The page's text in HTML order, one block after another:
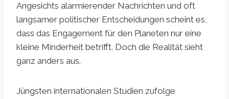
Angesichts alarmierender Nachrichten und oft
langsamer politischer Entscheidungen scheint es,
dass das Engagement für den Planeten nur eine
kleine Minderheit betrifft. Doch die Realität sieht
ganz anders aus.
Jüngsten internationalen Studien zufolge